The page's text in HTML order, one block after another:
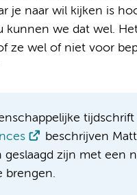
je naar wil kijken is
we dat wel.
ze wel of niet voor
tijdschrift
beschrijven
zijn met een
brengen.